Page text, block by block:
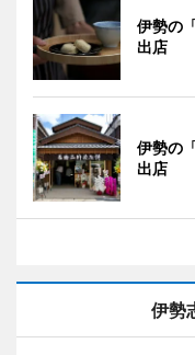
伊勢の
出店
伊勢の
出店
伊勢